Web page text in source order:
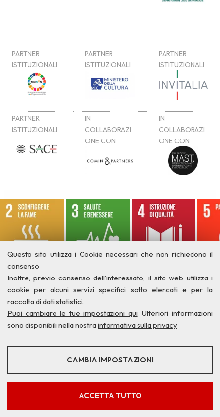
Questo sito utilizza i Cookie necessari che non richiedono il
consenso
Inoltre, previo consenso dell’interessato, il sito web utilizza i
cookie per alcuni servizi specifici sotto elencati e per la
raccolta di dati statistici.
Puoi cambiare le tue impostazioni qui. Ulteriori informazioni
sono disponibili nella nostrainformativa sulla privacy
STATISTICHE
Mostra maggiori informazioni
Google Analytics
CAMBIA IMPOSTAZIONI
ACCETTA TUTTO